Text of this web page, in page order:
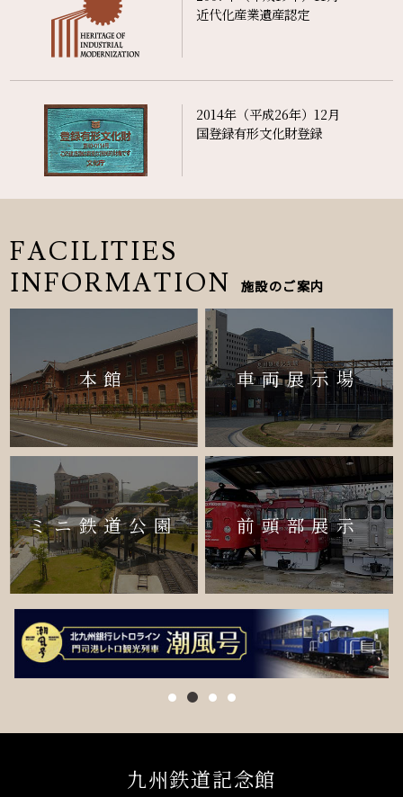
近代化産業遺産認定
2014年（平成26年）12月
国登録有形文化財登録
FACILITIES
INFORMATION
施設のご案内
本館 車両展示場
ミニ鉄道公園 前頭部展示
九州鉄道記念館